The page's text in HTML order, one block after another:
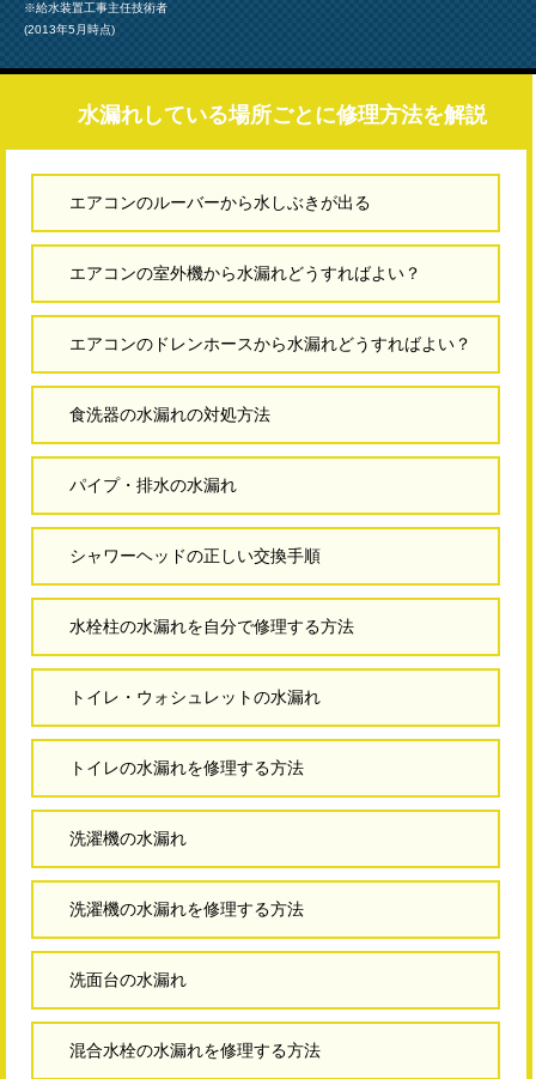
※給水装置工事主任技術者
(2013年5月時点)
水漏れしている場所ごとに修理方法を解説
エアコンのルーバーから水しぶきが出る
エアコンの室外機から水漏れどうすればよい？
エアコンのドレンホースから水漏れどうすればよい？
食洗器の水漏れの対処方法
パイプ・排水の水漏れ
シャワーヘッドの正しい交換手順
水栓柱の水漏れを自分で修理する方法
トイレ・ウォシュレットの水漏れ
トイレの水漏れを修理する方法
洗濯機の水漏れ
洗濯機の水漏れを修理する方法
洗面台の水漏れ
混合水栓の水漏れを修理する方法